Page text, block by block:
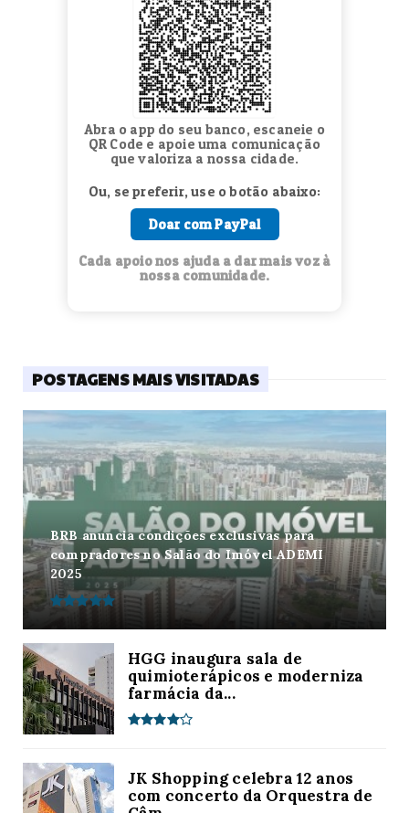
Abra o app do seu banco, escaneie o
QR Code e apoie uma comunicação
que valoriza a nossa cidade.
Ou, se preferir, use o botão abaixo:
Doar com PayPal
Cada apoio nos ajuda a dar mais voz à
nossa comunidade.
POSTAGENS MAIS VISITADAS
BRB anuncia condições exclusivas para
compradores no Salão do Imóvel ADEMI
2025
HGG inaugura sala de
quimioterápicos e moderniza
farmácia da...
JK Shopping celebra 12 anos
com concerto da Orquestra de